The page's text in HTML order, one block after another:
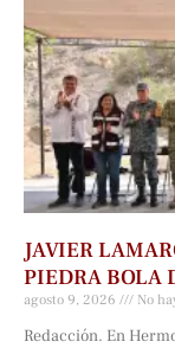
JAVIER
PIEDRA BOLA
agosto 9, 2026 No
Redacción. En